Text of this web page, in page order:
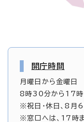
開庁時間
月曜日から金曜日
8時30分から17時
※祝日・休日、8月
※窓口へは、17時